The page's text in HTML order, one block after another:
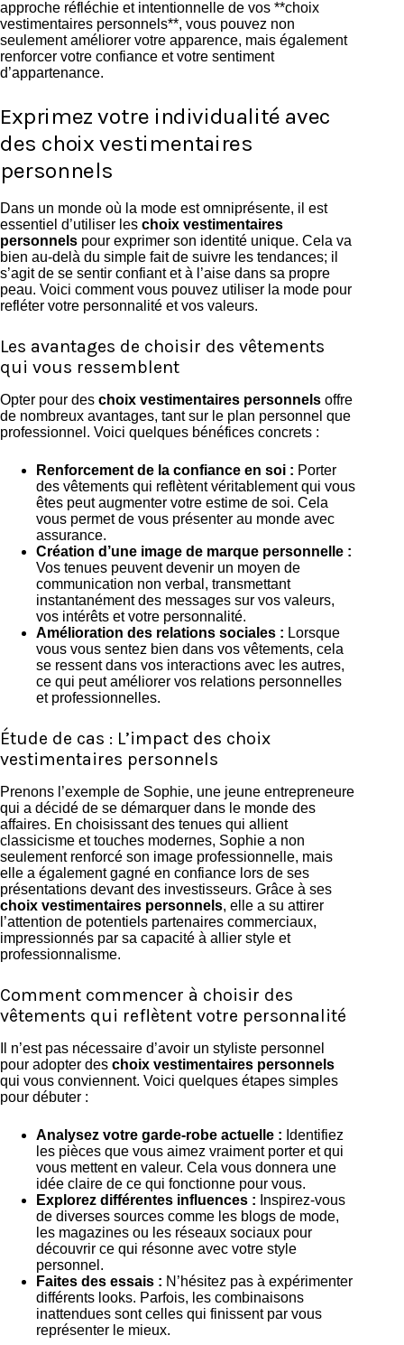
approche réfléchie et intentionnelle de vos **choix
vestimentaires personnels**, vous pouvez non
seulement améliorer votre apparence, mais également
renforcer votre confiance et votre sentiment
d’appartenance.
Exprimez votre individualité avec
des choix vestimentaires
personnels
Dans un monde où la mode est omniprésente, il est
essentiel d’utiliser les choix vestimentaires
personnels pour exprimer son identité unique. Cela va
bien au-delà du simple fait de suivre les tendances; il
s’agit de se sentir confiant et à l’aise dans sa propre
peau. Voici comment vous pouvez utiliser la mode pour
refléter votre personnalité et vos valeurs.
Les avantages de choisir des vêtements
qui vous ressemblent
Opter pour des choix vestimentaires personnels offre
de nombreux avantages, tant sur le plan personnel que
professionnel. Voici quelques bénéfices concrets :
Renforcement de la confiance en soi : Porter
des vêtements qui reflètent véritablement qui vous
êtes peut augmenter votre estime de soi. Cela
vous permet de vous présenter au monde avec
assurance.
Création d’une image de marque personnelle :
Vos tenues peuvent devenir un moyen de
communication non verbal, transmettant
instantanément des messages sur vos valeurs,
vos intérêts et votre personnalité.
Amélioration des relations sociales : Lorsque
vous vous sentez bien dans vos vêtements, cela
se ressent dans vos interactions avec les autres,
ce qui peut améliorer vos relations personnelles
et professionnelles.
Étude de cas : L’impact des choix
vestimentaires personnels
Prenons l’exemple de Sophie, une jeune entrepreneure
qui a décidé de se démarquer dans le monde des
affaires. En choisissant des tenues qui allient
classicisme et touches modernes, Sophie a non
seulement renforcé son image professionnelle, mais
elle a également gagné en confiance lors de ses
présentations devant des investisseurs. Grâce à ses
choix vestimentaires personnels, elle a su attirer
l’attention de potentiels partenaires commerciaux,
impressionnés par sa capacité à allier style et
professionnalisme.
Comment commencer à choisir des
vêtements qui reflètent votre personnalité
Il n’est pas nécessaire d’avoir un styliste personnel
pour adopter des choix vestimentaires personnels
qui vous conviennent. Voici quelques étapes simples
pour débuter :
Analysez votre garde-robe actuelle : Identifiez
les pièces que vous aimez vraiment porter et qui
vous mettent en valeur. Cela vous donnera une
idée claire de ce qui fonctionne pour vous.
Explorez différentes influences : Inspirez-vous
de diverses sources comme les blogs de mode,
les magazines ou les réseaux sociaux pour
découvrir ce qui résonne avec votre style
personnel.
Faites des essais : N’hésitez pas à expérimenter
différents looks. Parfois, les combinaisons
inattendues sont celles qui finissent par vous
représenter le mieux.